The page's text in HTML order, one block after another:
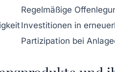
Regelmäßige
Investitionen in
Partizipation bei